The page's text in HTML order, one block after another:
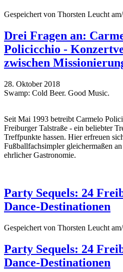
Gespeichert von Thorsten Leucht
Drei Fragen an:
Policicchio -
zwischen
28. Oktober 2018
Swamp: Cold Beer. Good Music.
Seit Mai 1993 betreibt Carmelo
Freiburger Talstraße - ein beliebter
Treffpunkte hassen. Hier erfreuen
Fußballfachsimpler gleichermaßen
ehrlicher Gastronomie.
Party Sequels: 24
Dance-Destinationen
Gespeichert von Thorsten Leucht
Party Sequels: 24
Dance-Destinationen